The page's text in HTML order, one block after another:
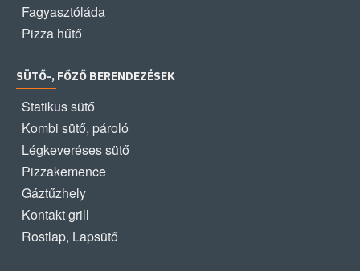
Fagyasztóláda
Pizza hűtő
SÜTŐ-, FŐZŐ BERENDEZÉSEK
Statikus sütő
Kombi sütő, pároló
Légkeveréses sütő
Pizzakemence
Gáztűzhely
Kontakt grill
Rostlap, Lapsütő